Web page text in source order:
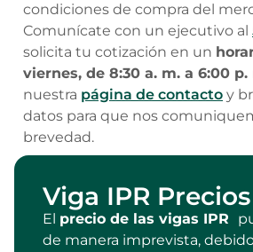
condiciones de compra del
Comunícate con un ejecutivo al
solicita tu cotización en un
viernes, de 8:30 a. m. a 6:00 p.
nuestra página de contacto y
datos para que nos
brevedad.
Viga IPR Precios
El precio de las vigas IPR
de manera imprevista,